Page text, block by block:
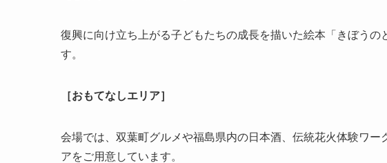
復興に向け立ち上がる子どもたちの成長を描いた絵本「きぼうの
す。
［おもてなしエリア］
会場では、双葉町グルメや福島県内の日本酒、伝統花火体験ワー
アをご用意しています。